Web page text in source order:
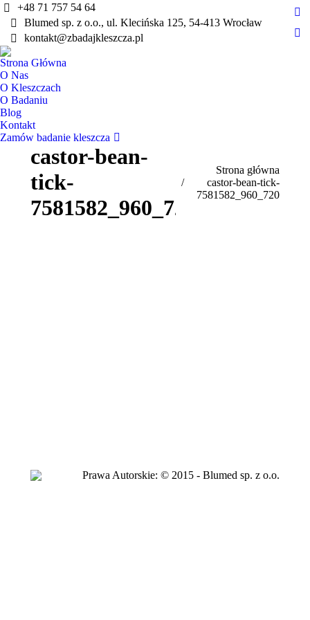
+48 71 757 54 64
Blumed sp. z o.o., ul. Klecińska 125, 54-413 Wrocław
kontakt@zbadajkleszcza.pl
Strona Główna
O Nas
O Kleszczach
O Badaniu
Blog
Kontakt
Zamów badanie kleszcza
castor-bean-
tick-
7581582_960_720
Jesteś tutaj:Strona główna
castor-bean-tick-
7581582_960_720
Prawa Autorskie: © 2015 - Blumed sp. z o.o.